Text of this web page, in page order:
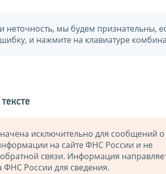
неточность, мы будем признательны,
и нажмите на клавиатуре
исключительно для сообщений о
на сайте ФНС России и не
связи. Информация
ФНС России для сведения.